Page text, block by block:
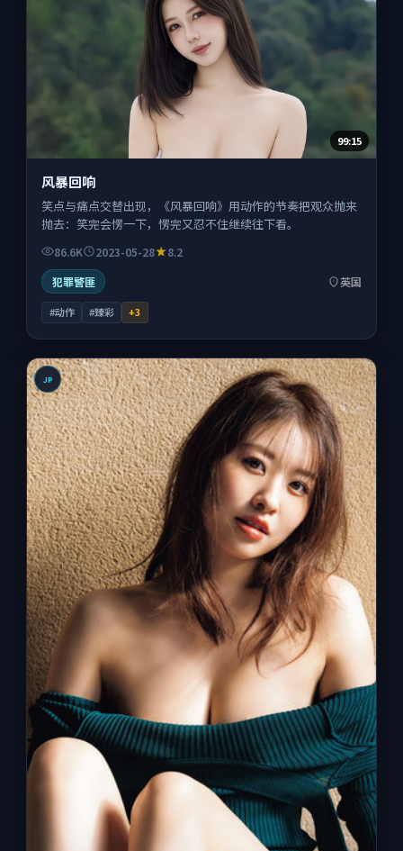
99:15
风暴回响
笑点与痛点交替出现，《风暴回响》用动作的节奏把观众抛来
抛去：笑完会愣一下，愣完又忍不住继续往下看。
86.6K 2023-05-28
8.2
犯罪警匪
英国
#动作 #臻彩 +3
JP